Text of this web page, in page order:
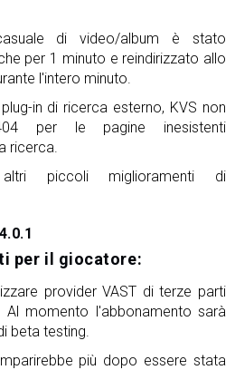
di video/album è stato
per 1 minuto e reindirizzato allo
l'intero minuto.
in di ricerca esterno, KVS non
per le pagine inesistenti
ricerca.
piccoli miglioramenti di
per il giocatore:
provider VAST di terze parti
Al momento l'abbonamento sarà
beta testing.
più dopo essere stata